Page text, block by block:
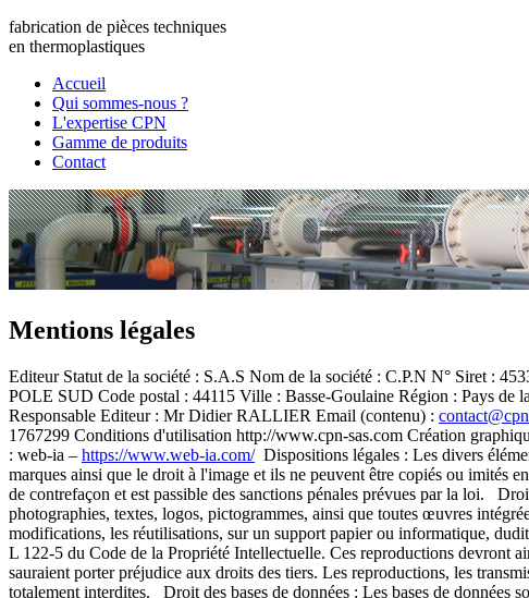
fabrication de pièces techniques
en thermoplastiques
Accueil
Qui sommes-nous ?
L'expertise CPN
Gamme de produits
Contact
Mentions légales
Editeur Statut de la société : S.A.S Nom de la société : C.P.N N° Siret :
POLE SUD Code postal : 44115 Ville : Basse-Goulaine Région : Pays de
Responsable Editeur : Mr Didier RALLIER Email (contenu) :
1767299 Conditions d'utilisation http://www.cpn-sas.com Création
: web-ia – https://www.web-ia.com/Dispositions légales : Les divers
marques ainsi que le droit à l'image et ils ne peuvent être copiés ou imités
de contrefaçon et est passible des sanctions pénales prévues par la loi.
photographies, textes, logos, pictogrammes, ainsi que toutes œuvres
modifications, les réutilisations, sur un support papier ou informatique,
L 122-5 du Code de la Propriété Intellectuelle. Ces reproductions devront
sauraient porter préjudice aux droits des tiers. Les reproductions, les
totalement interdites. Droit des bases de données : Les bases de données